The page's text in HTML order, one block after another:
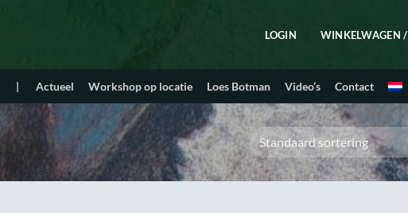
LOGIN WINKELWAGEN /
| Actueel Workshop op locatie Loes Botman Video’s Contact